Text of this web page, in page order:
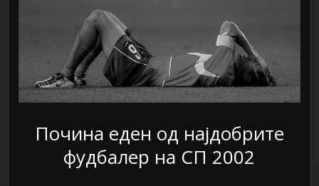
Почина еден од најдобрите
фудбалер на СП 2002